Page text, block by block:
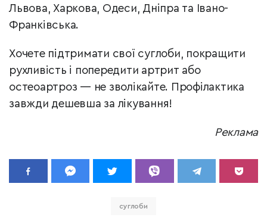
Львова, Харкова, Одеси, Дніпра та Івано-
Франківська.
Хочете підтримати свої суглоби, покращити
рухливість і попередити артрит або
остеоартроз — не зволікайте. Профілактика
завжди дешевша за лікування!
Реклама
суглоби